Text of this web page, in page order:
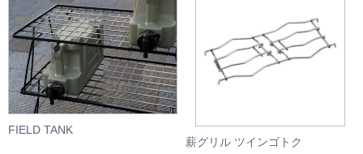
FIELD TANK
薪グリル ツインゴトク